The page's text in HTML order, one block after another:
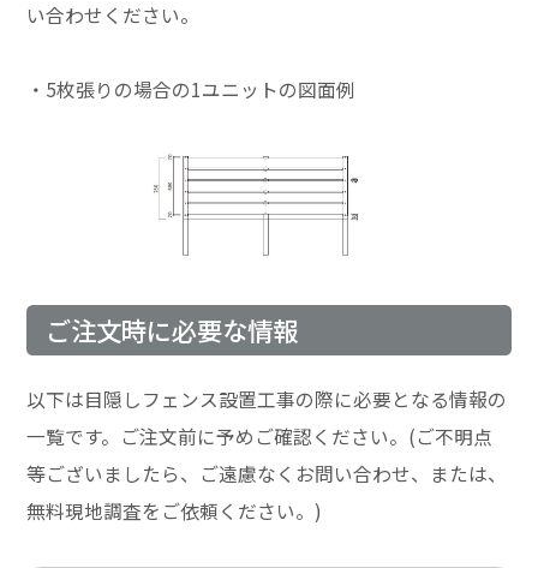
い合わせください。
・5枚張りの場合の1ユニットの図面例
ご注文時に必要な情報
以下は目隠しフェンス設置工事の際に必要となる情報の
一覧です。ご注文前に予めご確認ください。(ご不明点
等ございましたら、ご遠慮なくお問い合わせ、または、
無料現地調査をご依頼ください。)